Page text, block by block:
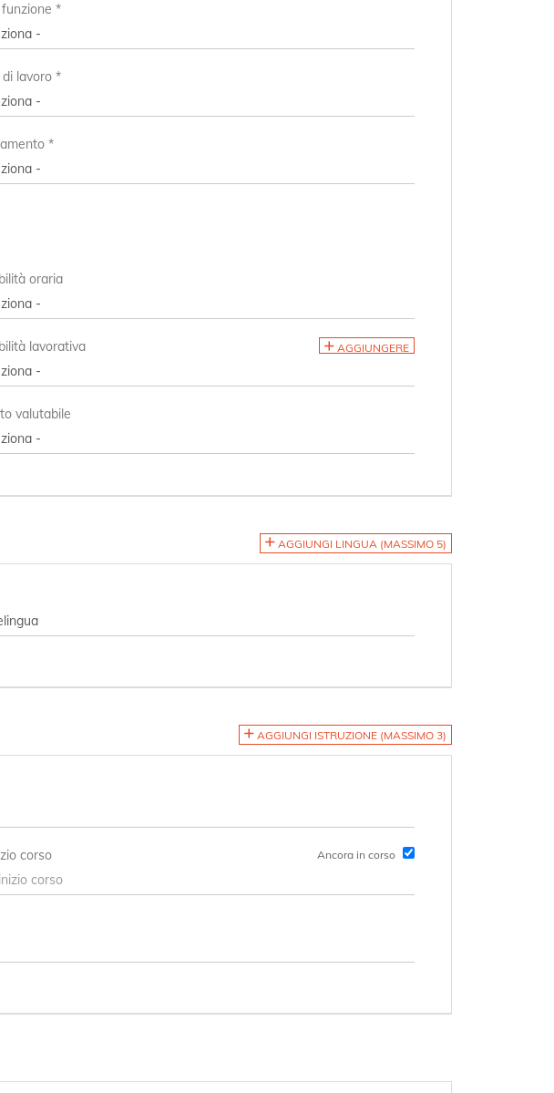
*
lavoro *
*
oraria
lavorativa AGGIUNGERE
valutabile
AGGIUNGI LINGUA (MASSIMO 5)
AGGIUNGI ISTRUZIONE (MASSIMO 3)
corso Ancora in corso
del titolo